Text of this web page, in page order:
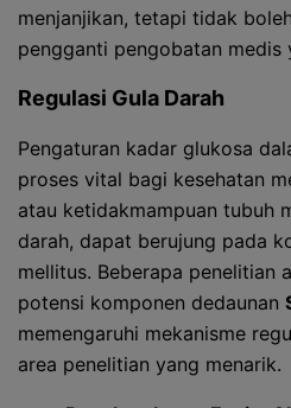
menjanjikan, tetapi tidak
pengganti pengobatan
Regulasi Gula Darah
Pengaturan kadar glukosa
proses vital bagi kesehatan
atau ketidakmampuan tubuh
darah, dapat berujung pada
mellitus. Beberapa penelitian
potensi komponen dedaunan
memengaruhi mekanisme
area penelitian yang menarik.